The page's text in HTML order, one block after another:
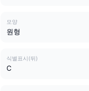
모양
원형
식별표시(뒤)
C